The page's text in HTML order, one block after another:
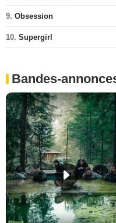
9. Obsession
10. Supergirl
Bandes-